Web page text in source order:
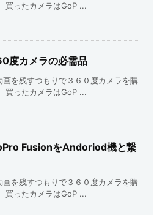
買ったカメラはGoP ...
度カメラの必需品
画を残すつもりで３６０度カメラを購
買ったカメラはGoP ...
FusionをAndoriod機と繋
画を残すつもりで３６０度カメラを購
買ったカメラはGoP ...